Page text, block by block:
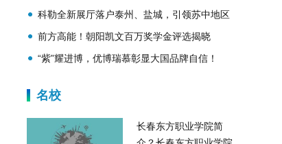
字化美好生活！
科勒全新展厅落户泰州、盐城，引领苏中地区
生活美学新风向
前方高能！朝阳凯文百万奖学金评选揭晓
“紫”耀进博，优博瑞慕彰显大国品牌自信！
名校
长春东方职业学院简